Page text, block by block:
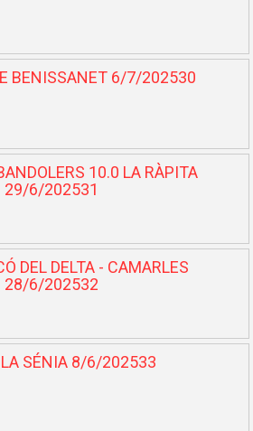
BENISSANET 6/7/202530
10.0 LA RÀPITA
29/6/202531
DEL DELTA - CAMARLES
28/6/202532
LA SÉNIA 8/6/202533